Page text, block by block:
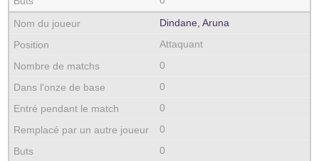
Dindane, Aruna
Attaquant
0
0
0
0
0